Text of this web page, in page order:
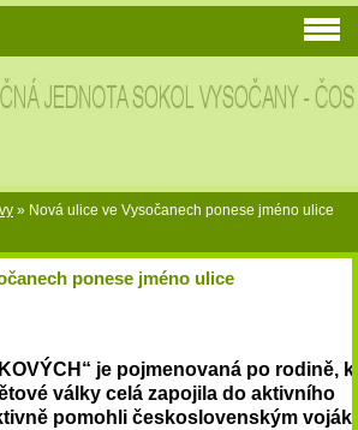
» Nová ulice ve Vysočanech ponese jméno ulice
ponese jméno ulice
je pojmenovaná po rodině,
války celá zapojila do aktivního
pomohli československým